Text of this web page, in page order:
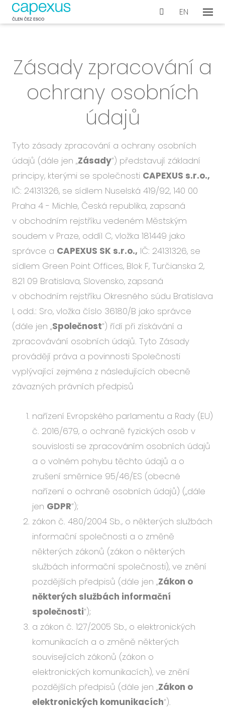
Menu
CS
EN
Zásady zpracování a
ochrany osobních
údajů
Tyto zásady zpracování a ochrany osobních
údajů (dále jen „Zásady“) představují základní
principy, kterými se společnosti CAPEXUS s.r.o.,
IČ: 24131326, se sídlem Nuselská 419/92, 140 00
Praha 4 - Michle, Česká republika, zapsaná
v obchodním rejstříku vedeném Městským
soudem v Praze, oddíl C, vložka 181449 jako
správce a CAPEXUS SK s.r.o., IČ: 24131326, se
sídlem Green Point Offices, Blok F, Turčianska 2,
821 09 Bratislava, Slovensko, zapsaná
v obchodním rejstříku Okresného súdu Bratislava
I, odd.: Sro, vložka číslo 36180/B jako správce
(dále jen „Společnost“) řídí při získávání a
zpracovávání osobních údajů. Tyto Zásady
provádějí práva a povinnosti Společnosti
vyplývající zejména z následujících obecně
závazných právních předpisů
nařízení Evropského parlamentu a Rady (EU)
č. 2016/679, o ochraně fyzických osob v
souvislosti se zpracováním osobních údajů
a o volném pohybu těchto údajů a o
zrušení směrnice 95/46/ES (obecné
nařízení o ochraně osobních údajů) („dále
jen GDPR“);
zákon č. 480/2004 Sb., o některých službách
informační společnosti a o změně
některých zákonů (zákon o některých
službách informační společnosti), ve znění
pozdějších předpisů (dále jen „Zákon o
některých službách informační
společnosti“);
a zákon č. 127/2005 Sb., o elektronických
komunikacích a o změně některých
souvisejících zákonů (zákon o
elektronických komunikacích), ve znění
pozdějších předpisů (dále jen „Zákon o
elektronických komunikacích“).